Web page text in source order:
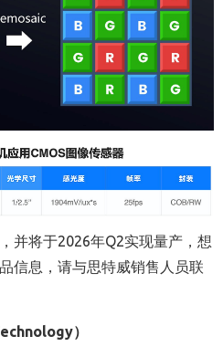
并将于2026年Q2实现量产，想
信息，请与思特威销售人员联
）